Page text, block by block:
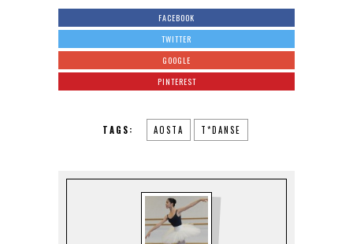
FACEBOOK
TWITTER
GOOGLE
PINTEREST
TAGS: AOSTA T*DANSE